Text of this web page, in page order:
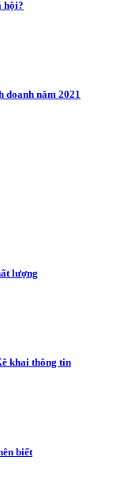
hội?
doanh năm 2021
lượng
khai thông tin
biết